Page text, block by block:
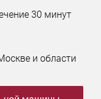
30 минут
и области